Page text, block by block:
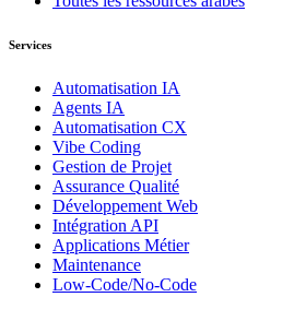
Services
Automatisation IA
Agents IA
Automatisation CX
Vibe Coding
Gestion de Projet
Assurance Qualité
Développement Web
Intégration API
Applications Métier
Maintenance
Low-Code/No-Code